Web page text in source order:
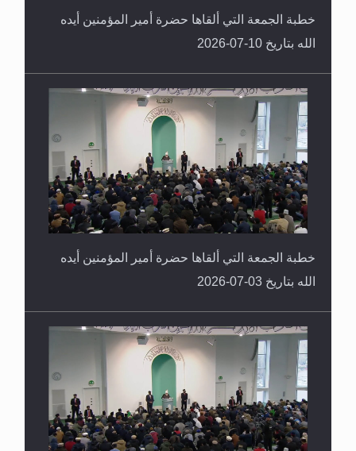
خطبة الجمعة التي ألقاها حضرة أمير المؤمنين أيده